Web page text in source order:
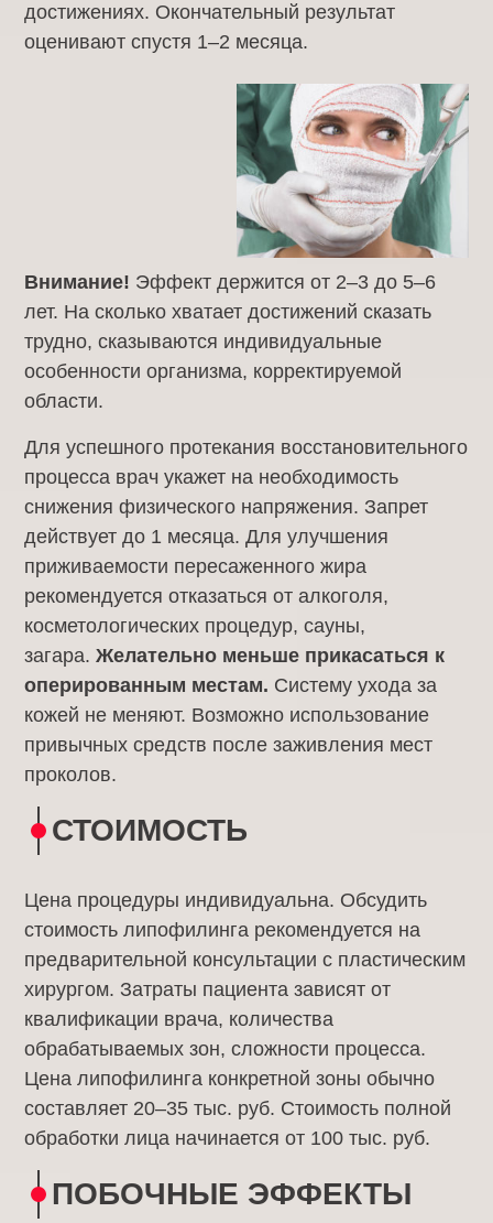
достижениях. Окончательный результат
оценивают спустя 1–2 месяца.
Внимание! Эффект держится от 2–3 до 5–6
лет. На сколько хватает достижений сказать
трудно, сказываются индивидуальные
особенности организма, корректируемой
области.
Для успешного протекания восстановительного
процесса врач укажет на необходимость
снижения физического напряжения. Запрет
действует до 1 месяца. Для улучшения
приживаемости пересаженного жира
рекомендуется отказаться от алкоголя,
косметологических процедур, сауны,
загара.Желательно меньше прикасаться к
оперированным местам. Систему ухода за
кожей не меняют. Возможно использование
привычных средств после заживления мест
проколов.
СТОИМОСТЬ
Цена процедуры индивидуальна. Обсудить
стоимость липофилинга рекомендуется на
предварительной консультации с пластическим
хирургом. Затраты пациента зависят от
квалификации врача, количества
обрабатываемых зон, сложности процесса.
Цена липофилинга конкретной зоны обычно
составляет 20–35 тыс. руб. Стоимость полной
обработки лица начинается от 100 тыс. руб.
ПОБОЧНЫЕ ЭФФЕКТЫ